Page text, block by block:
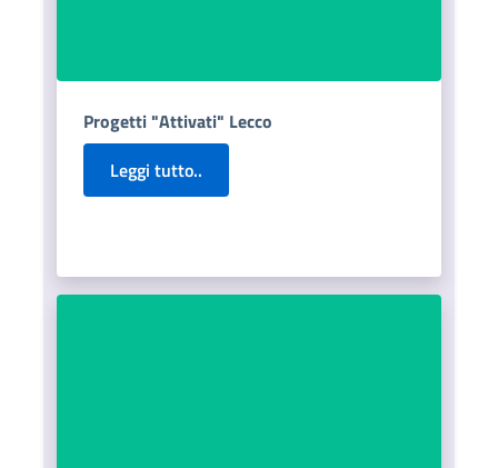
Progetti "Attivati" Lecco
Leggi tutto..